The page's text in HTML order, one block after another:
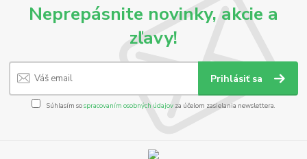
Neprepásnite novinky, akcie a
zľavy!
Prihlásiť sa
Súhlasím sospracovaním osobných údajov za účelom zasielania newslettera.